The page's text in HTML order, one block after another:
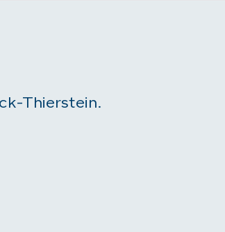
Thierstein.